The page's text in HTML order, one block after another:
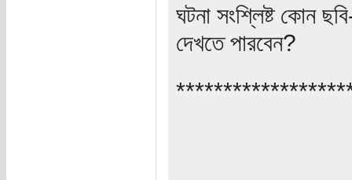
ঘটনা সংশ্লিষ্ট কোন
দেখতে পারবেন?